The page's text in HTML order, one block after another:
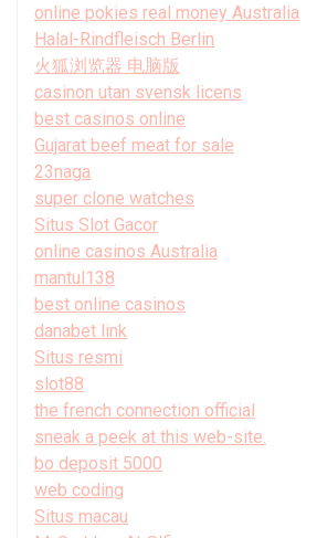
online pokies real money Australia
Halal-Rindfleisch Berlin
火狐浏览器 电脑版
casinon utan svensk licens
best casinos online
Gujarat beef meat for sale
23naga
super clone watches
Situs Slot Gacor
online casinos Australia
mantul138
best online casinos
danabet link
Situs resmi
slot88
the french connection official
sneak a peek at this web-site.
bo deposit 5000
web coding
Situs macau